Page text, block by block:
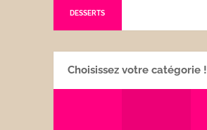
DESSERTS
Choisissez votre catégorie !